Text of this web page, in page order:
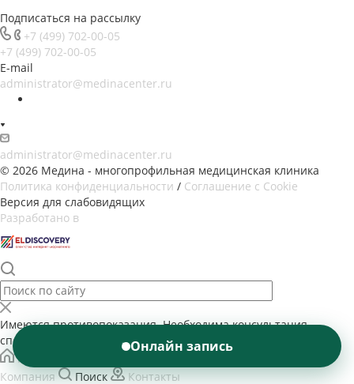
Подписаться на рассылку
+7 (499) 702-00-05
+7 (499) 702-00-05
E-mail
administrator@medinacenter.ru
administrator@medinacenter.ru
© 2026 Медина - многопрофильная медицинская клиника
Политика конфиденциальности / Соглашение с Cookie
Версия для слабовидящих
Разработано в
Имеются противопоказания. Необходима консультация
специалиста
Главная
Компания
Поиск Контакты
Онлайн запись